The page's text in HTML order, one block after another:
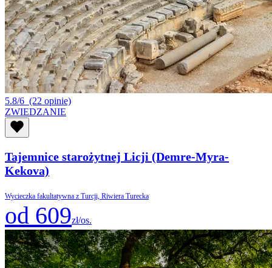
5.8/6 (22 opinie)
ZWIEDZANIE
Tajemnice starożytnej Licji (Demre-Myra-
Kekova)
Wycieczka fakultatywna z Turcji, Riwiera Turecka
od 609zł/os.